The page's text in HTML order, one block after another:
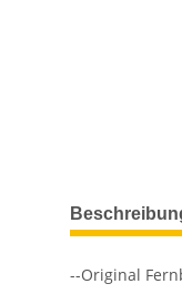
weitere
--Original